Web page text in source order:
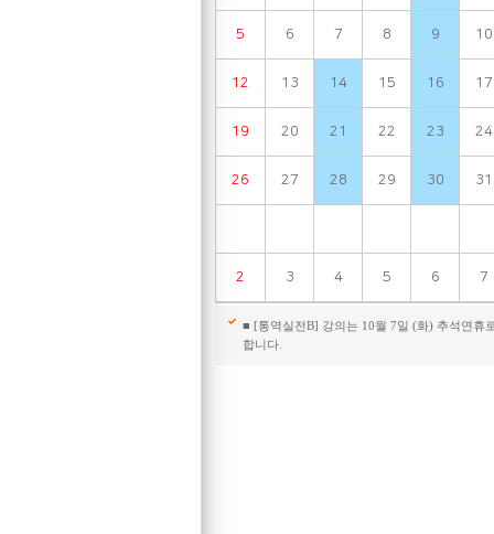
5 6 7 8 9 10
12 13 14 15 16 17
19 20 21 22 23 24
26 27 28 29 30 31
2 3 4 5 6 7
■ [통역실전B] 강의는 10월 7일 (화) 추석연휴
합니다.